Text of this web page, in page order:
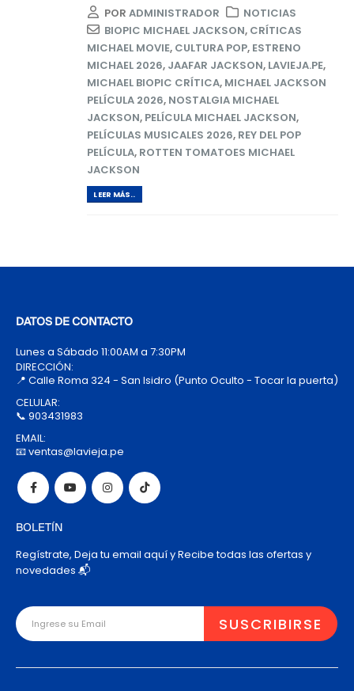
POR ADMINISTRADOR
NOTICIAS
BIOPIC MICHAEL JACKSON, CRÍTICAS
MICHAEL MOVIE, CULTURA POP, ESTRENO
MICHAEL 2026, JAAFAR JACKSON, LAVIEJA.PE,
MICHAEL BIOPIC CRÍTICA, MICHAEL JACKSON
PELÍCULA 2026, NOSTALGIA MICHAEL
JACKSON, PELÍCULA MICHAEL JACKSON,
PELÍCULAS MUSICALES 2026, REY DEL POP
PELÍCULA, ROTTEN TOMATOES MICHAEL
JACKSON
LEER MÁS..
DATOS DE CONTACTO
Lunes a Sábado 11:00AM a 7:30PM
DIRECCIÓN:
📍 Calle Roma 324 - San Isidro (Punto Oculto - Tocar la puerta)
CELULAR:
📞 903431983
EMAIL:
📧 ventas@lavieja.pe
BOLETÍN
Regístrate, Deja tu email aquí y Recibe todas las ofertas y
novedades 📬